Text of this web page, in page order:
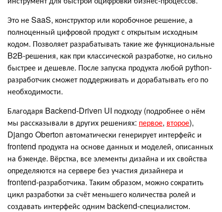
Это не SaaS, конструктор или коробочное решение, а
полноценный цифровой продукт с открытым исходным
кодом. Позволяет разрабатывать такие же функциональные
B2B-решения, как при классической разработке, но сильно
быстрее и дешевле. После запуска продукта любой python-
разработчик сможет поддерживать и дорабатывать его по
необходимости.
Благодаря Backend-Driven UI подходу (подробнее о нём
мы рассказывали в других решениях: первое, второе),
Django Oberton автоматически генерирует интерфейс и
frontend продукта на основе данных и моделей, описанных
на бэкенде. Вёрстка, все элементы дизайна и их свойства
определяются на сервере без участия дизайнера и
frontend-разработчика. Таким образом, можно сократить
цикл разработки за счёт меньшего количества ролей и
создавать интерфейс одним backend-специалистом.